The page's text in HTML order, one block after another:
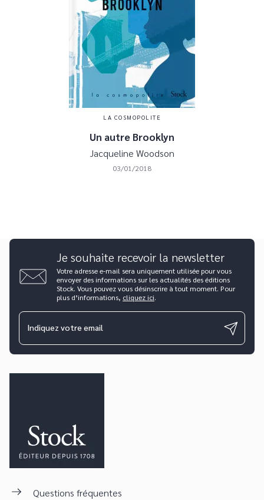
LA COSMOPOLITE
Un autre Brooklyn
Jacqueline Woodson
03/01/2018
Je souhaite recevoir la newsletter
Votre adresse e-mail sera uniquement utilisée pour vous
envoyer des informations sur les actualités des éditions
Stock. Vous pouvez vous désinscrire à tout moment. Pour
plus d’informations, cliquez ici.
Indiquez votre email
Questions fréquentes